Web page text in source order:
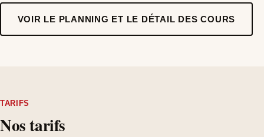
VOIR LE PLANNING ET LE DÉTAIL DES COURS
TARIFS
Nos tarifs